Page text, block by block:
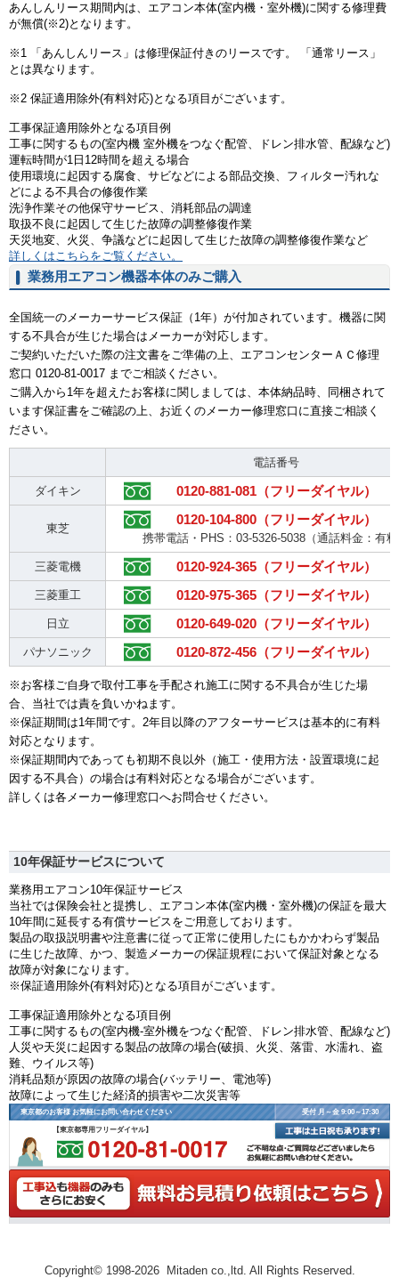
あんしんリース期間内は、エアコン本体(室内機・室外機)に関する修理費
が無償(※2)となります。
※1 「あんしんリース」は修理保証付きのリースです。 「通常リース」
とは異なります。
※2 保証適用除外(有料対応)となる項目がございます。
工事保証適用除外となる項目例
工事に関するもの(室内機 室外機をつなぐ配管、ドレン排水管、配線など)
運転時間が1日12時間を超える場合
使用環境に起因する腐食、サビなどによる部品交換、フィルター汚れな
どによる不具合の修復作業
洗浄作業その他保守サービス、消耗部品の調達
取扱不良に起因して生じた故障の調整修復作業
天災地変、火災、争議などに起因して生じた故障の調整修復作業など
詳しくはこちらをご覧ください。
業務用エアコン機器本体のみご購入
全国統一のメーカーサービス保証（1年）が付加されています。機器に関
する不具合が生じた場合はメーカーが対応します。
ご契約いただいた際の注文書をご準備の上、エアコンセンターＡＣ修理
窓口 0120-81-0017 までご相談ください。
ご購入から1年を超えたお客様に関しましては、本体納品時、同梱されて
います保証書をご確認の上、お近くのメーカー修理窓口に直接ご相談く
ださい。
電話番号
ダイキン 0120-881-081（フリーダイヤル）
東芝
0120-104-800（フリーダイヤル）
携帯電話・PHS：03-5326-5038（通話料金：有
三菱電機 0120-924-365（フリーダイヤル）
三菱重工 0120-975-365（フリーダイヤル）
日立 0120-649-020（フリーダイヤル）
パナソニック 0120-872-456（フリーダイヤル）
※お客様ご自身で取付工事を手配され施工に関する不具合が生じた場
合、当社では責を負いかねます。
※保証期間は1年間です。2年目以降のアフターサービスは基本的に有料
対応となります。
※保証期間内であっても初期不良以外（施工・使用方法・設置環境に起
因する不具合）の場合は有料対応となる場合がございます。
詳しくは各メーカー修理窓口へお問合せください。
10年保証サービスについて
業務用エアコン10年保証サービス
当社では保険会社と提携し、エアコン本体(室内機・室外機)の保証を最大
10年間に延長する有償サービスをご用意しております。
製品の取扱説明書や注意書に従って正常に使用したにもかかわらず製品
に生じた故障、かつ、製造メーカーの保証規程において保証対象となる
故障が対象になります。
※保証適用除外(有料対応)となる項目がございます。
工事保証適用除外となる項目例
工事に関するもの(室内機-室外機をつなぐ配管、ドレン排水管、配線など)
人災や天災に起因する製品の故障の場合(破損、火災、落雷、水濡れ、盗
難、ウイルス等)
消耗品類が原因の故障の場合(バッテリー、電池等)
故障によって生じた経済的損害や二次災害等
東京都のお客様 お気軽にお問い合わせください 受付 月～金 9:00～17:30
【東京都専用フリーダイヤル】
Copyright© 1998-2026 Mitaden co.,ltd. All Rights Reserved.